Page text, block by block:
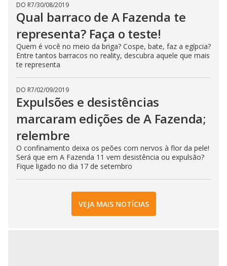
DO R7/30/08/2019
Qual barraco de A Fazenda te
representa? Faça o teste!
Quem é você no meio da briga? Cospe, bate, faz a egípcia?
Entre tantos barracos no reality, descubra aquele que mais
te representa
DO R7/02/09/2019
Expulsões e desistências
marcaram edições de A Fazenda;
relembre
O confinamento deixa os peões com nervos à flor da pele!
Será que em A Fazenda 11 vem desistência ou expulsão?
Fique ligado no dia 17 de setembro
VEJA MAIS NOTÍCIAS